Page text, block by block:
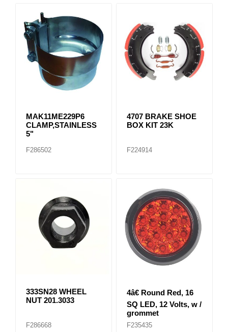
MAK11ME229P6
CLAMP,STAINLESS
5"
F286502
4707 BRAKE SHOE
BOX KIT 23K
F224914
333SN28 WHEEL
NUT 201.3033
F286668
4â€ Round Red, 16
SQ LED, 12 Volts, w /
grommet
F235435